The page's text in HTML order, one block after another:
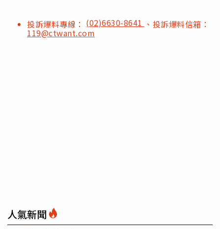
投訴爆料專線： (02)6630-8641 、投訴爆料信箱：
119@ctwant.com
人氣新聞